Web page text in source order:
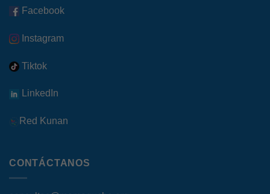
Facebook
Instagram
Tiktok
LinkedIn
Red Kunan
CONTÁCTANOS